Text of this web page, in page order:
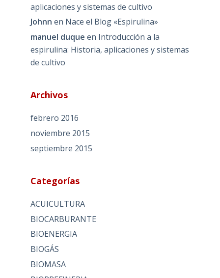
aplicaciones y sistemas de cultivo
Johnn en Nace el Blog «Espirulina»
manuel duque en Introducción a la
espirulina: Historia, aplicaciones y sistemas
de cultivo
Archivos
febrero 2016
noviembre 2015
septiembre 2015
Categorías
ACUICULTURA
BIOCARBURANTE
BIOENERGIA
BIOGÁS
BIOMASA